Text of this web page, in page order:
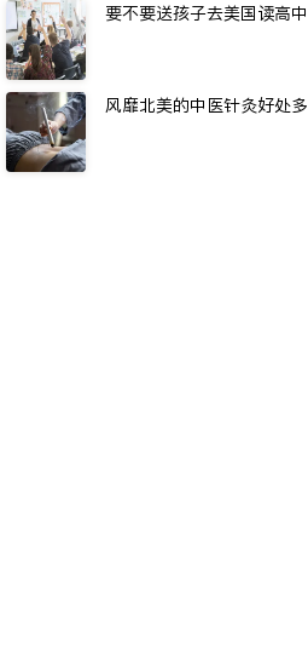
要不要送孩子去美国读高
风靡北美的中医针灸好处